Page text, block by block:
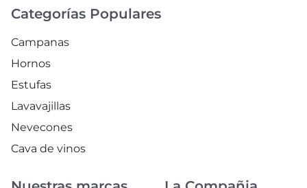
Categorías Populares
Campanas
Hornos
Estufas
Lavavajillas
Nevecones
Cava de vinos